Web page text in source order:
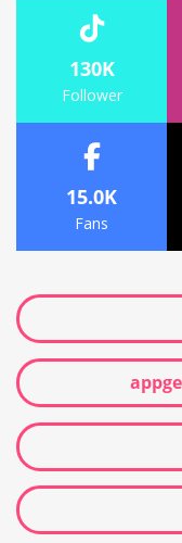
130K
Follower
15.0K
Fans